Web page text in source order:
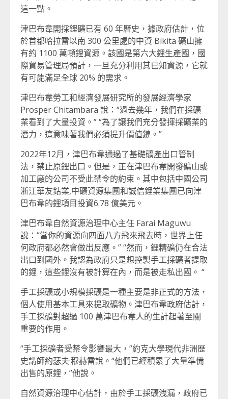
這一點。
津巴布韋開採鋰礦已有 60 年曆史，據政府估計，位
於首都哈拉雷以南 300 公里處的中資 Bikita 礦山擁
有約 1100 萬噸鋰資源。該國是第六大鋰生產國，國
際貿易管理局預計，一旦充分利用其已知資源，它就
有可能滿足全球 20% 的需求。
津巴布韋勞工和經濟發展研究所的發展經濟學家
Prosper Chitambara 說：“過去幾年，我們在採礦
業看到了大量投資。” “為了讓我們充分發揮採礦業的
潛力，這意味著我們必須提升價值鏈。”
2022年12月，津巴布韋通過了基礎礦產出口管制
法，禁止原鋰出口。但是，正在津巴布韋開發礦山或
加工廠的公司不受此禁令的約束。其中包括中國公司
浙江華友鈷業,中礦資源集團和誠信鋰業集團已向津
巴布韋的鋰項目投資6.78 億美元。
津巴布韋自然資源治理中心主任 Farai Maguwu
說：“當你的資源向四面八方飛來飛去時，世界上任
何政府都必然會做出反應。” “然而，鋰精礦仍在合法
出口到國外。我認為政府只是想控製手工採礦者提取
的鋰，這些鋰沒有被計算在內，而是被走私出國。 “
手工採礦或小規模採礦是一種主要是非正式的方法，
個人使用基本工具來提取礦物。津巴布韋政府估計，
手工採礦對超過 100 萬津巴布韋人的生計起著至關
重要的作用。
“手工採礦者受禁令影響最大，”約克大學現代非洲歷
史講師約瑟夫·穆赫雷說。“他們已經積累了大量準備
出售的原鋰，”他說。
自然資源治理中心估計，由於手工採礦洩漏，政府已